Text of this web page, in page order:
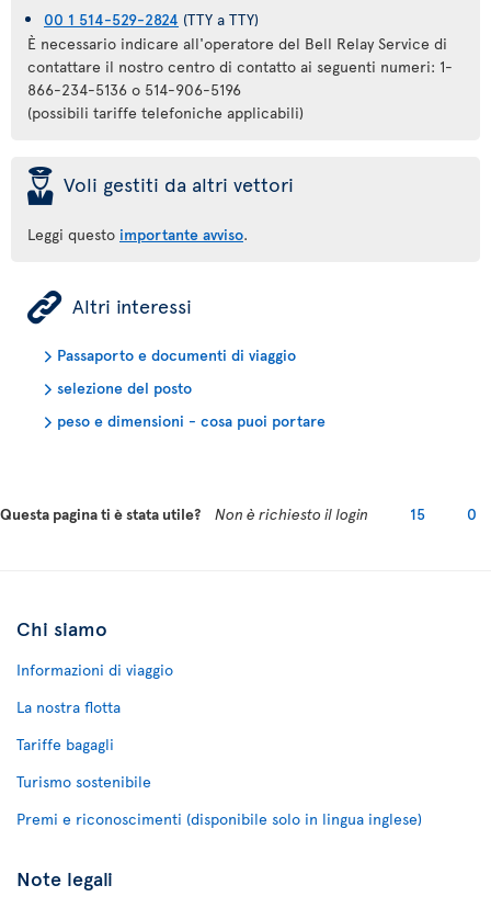
00 1 514-529-2824 (TTY a TTY)
È necessario indicare all'operatore del Bell Relay Service di
contattare il nostro centro di contatto ai seguenti numeri: 1-
866-234-5136 o 514-906-5196
(possibili tariffe telefoniche applicabili)
þ Voli gestiti da altri vettori
Leggi questo importante avviso.
ÿ Altri interessi
Passaporto e documenti di viaggio
selezione del posto
peso e dimensioni - cosa puoi portare
Questa pagina ti è stata utile? Non è richiesto il login 15 0
Chi siamo
Informazioni di viaggio
La nostra flotta
Tariffe bagagli
Turismo sostenibile
Premi e riconoscimenti (disponibile solo in lingua inglese)
Note legali